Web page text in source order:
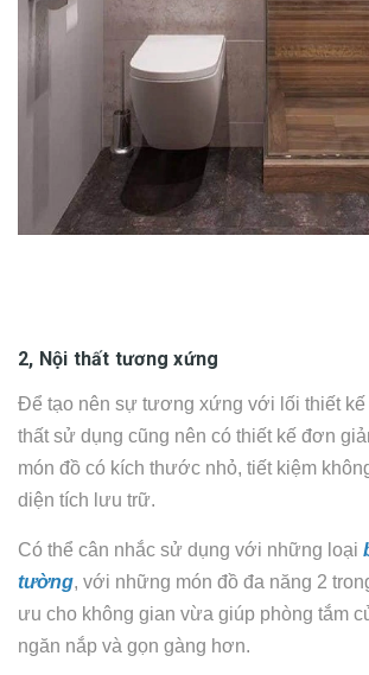
2, Nội thất tương xứng
Để tạo nên sự tương xứng với lối thiết kế
thất sử dụng cũng nên có thiết kế đơn
món đồ có kích thước nhỏ, tiết kiệm
diện tích lưu trữ.
Có thể cân nhắc sử dụng với những loại
tường, với những món đồ đa năng 2
ưu cho không gian vừa giúp phòng tắm
ngăn nắp và gọn gàng hơn.